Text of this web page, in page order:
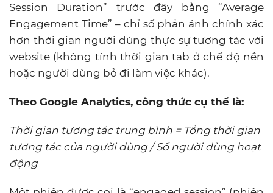
Session Duration” trước đây bằng “Average
Engagement Time” – chỉ số phản ánh chính xác
hơn thời gian người dùng thực sự tương tác với
website (không tính thời gian tab ở chế độ nền
hoặc người dùng bỏ đi làm việc khác).
Theo Google Analytics, công thức cụ thể là:
Thời gian tương tác trung bình = Tổng thời gian
tương tác của người dùng / Số người dùng hoạt
động